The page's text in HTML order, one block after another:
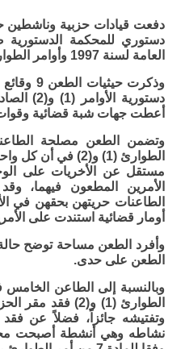
دفعت قيادات حزبية
دستوري للمحكمة الدستورية
العامة لسنة 1997 وأوامر الطوارئ (1) و(2) .
وذكرت
دستورية
أعطت جهات شبة قضائية
وتضمن الطعن مصلحة
الطوارئ (1) و(2)
مستقل عن الأخريات على
الأمرين المطعون فيهما،
الطاعنات حريتهن بحقهن في
أومار قضائية استندت على الأمرين (1) و(2) وقاونو
وأفرد الطعن مساحة توضح
الطعن على حدى.
وبالنسبة إلى الطاعن
الطوارئ (1) و(2)
وتفتيشه جائزاً، فضلاً عن
نشاطه وهي أنشطة أصبحت